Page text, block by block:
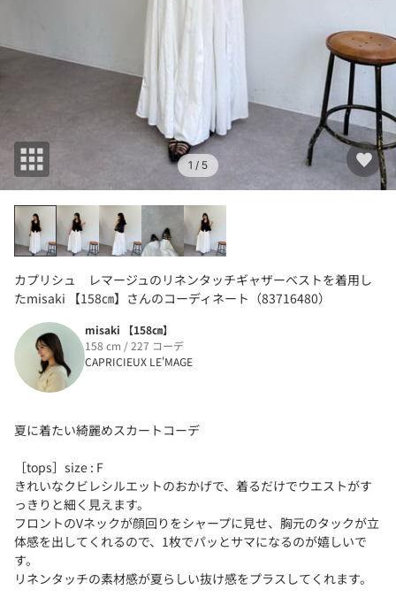
1 / 5
カプリシュ レマージュのリネンタッチギャザーベストを着用し
たmisaki 【158㎝】さんのコーディネート（83716480）
misaki 【158㎝】
158 cm / 227 コーデ
CAPRICIEUX LE'MAGE
夏に着たい綺麗めスカートコーデ
［tops］size : F
きれいなクビレシルエットのおかげで、着るだけでウエストがす
っきりと細く見えます。
フロントのVネックが顔回りをシャープに見せ、胸元のタックが立
体感を出してくれるので、1枚でパッとサマになるのが嬉しいで
す。
リネンタッチの素材感が夏らしい抜け感をプラスしてくれます。